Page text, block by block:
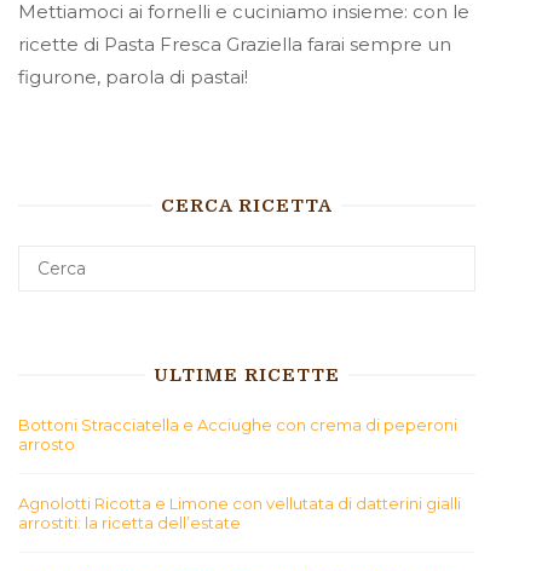
Mettiamoci ai fornelli e cuciniamo insieme: con le
ricette di Pasta Fresca Graziella farai sempre un
figurone, parola di pastai!
CERCA RICETTA
ULTIME RICETTE
Bottoni Stracciatella e Acciughe con crema di peperoni
arrosto
Agnolotti Ricotta e Limone con vellutata di datterini gialli
arrostiti: la ricetta dell’estate